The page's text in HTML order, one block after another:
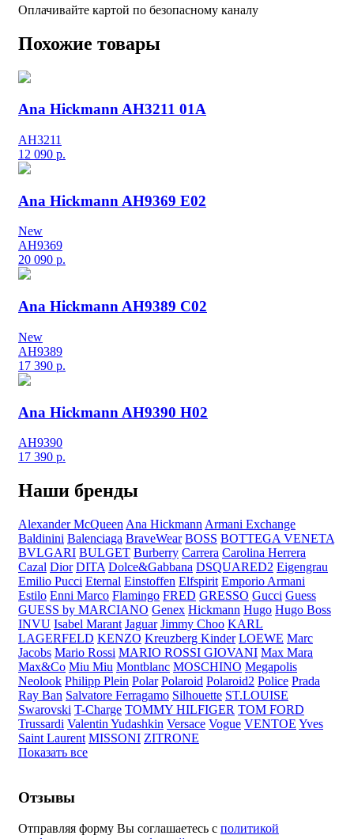
Оплачивайте картой по безопасному каналу
Похожие товары
Ana Hickmann AH3211 01A
AH3211
12 090 р.
Ana Hickmann AH9369 E02
New
AH9369
20 090 р.
Ana Hickmann AH9389 C02
New
AH9389
17 390 р.
Ana Hickmann AH9390 H02
AH9390
17 390 р.
Наши бренды
Alexander McQueen Ana Hickmann Armani Exchange
Baldinini Balenciaga BraveWear BOSS BOTTEGA VENETA
BVLGARI BULGET Burberry Carrera Carolina Herrera
Cazal Dior DITA Dolce&Gabbana DSQUARED2 Eigengrau
Emilio Pucci Eternal Einstoffen Elfspirit Emporio Armani
Estilo Enni Marco Flamingo FRED GRESSO Gucci Guess
GUESS by MARCIANO Genex Hickmann Hugo Hugo Boss
INVU Isabel Marant Jaguar Jimmy Choo KARL
LAGERFELD KENZO Kreuzberg Kinder LOEWE Marc
Jacobs Mario Rossi MARIO ROSSI GIOVANI Max Mara
Max&Co Miu Miu Montblanc MOSCHINO Megapolis
Neolook Philipp Plein Polar Polaroid Polaroid2 Police Prada
Ray Ban Salvatore Ferragamo Silhouette ST.LOUISE
Swarovski T-Charge TOMMY HILFIGER TOM FORD
Trussardi Valentin Yudashkin Versace Vogue VENTOE Yves
Saint Laurent MISSONI ZITRONE
Показать все
Отзывы
Отправляя форму Вы соглашаетесь с политикой